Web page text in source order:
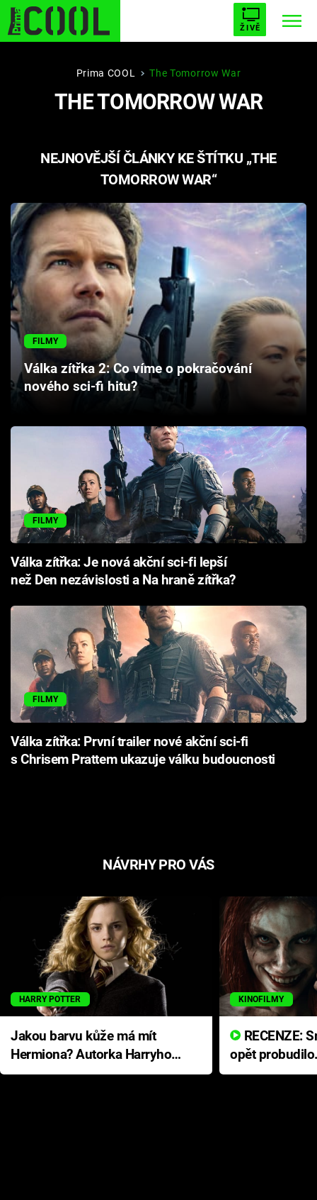
ŽIVĚ
STARHOUSE BUFFY, PŘEMOŽITELKA UPÍRŮ
PLNEJ KOTEL AVENGERS 5
Filmy
Seriály
Hry
Cool Esport
Pořady
Sledujte prima+
Přihlášení
Sledujte nás
Prima COOL The Tomorrow War
THE TOMORROW WAR
NEJNOVĚJŠÍ ČLÁNKY KE ŠTÍTKU „THE
TOMORROW WAR“
FILMY
Válka zítřka 2: Co víme o pokračování
nového sci-fi hitu?
FILMY
Válka zítřka: Je nová akční sci-fi lepší
než Den nezávislosti a Na hraně zítřka?
FILMY
Válka zítřka: První trailer nové akční sci-fi
s Chrisem Prattem ukazuje válku budoucnosti
NÁVRHY PRO VÁS
HARRY POTTER
Jakou barvu kůže má mít
Hermiona? Autorka Harryho
Pottera přišla s ráznou
KINOFILMY
opět
přichází s